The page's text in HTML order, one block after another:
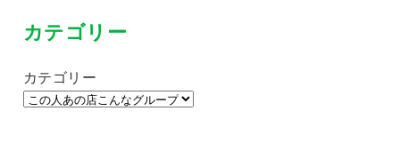
カテゴリー
カテゴリー